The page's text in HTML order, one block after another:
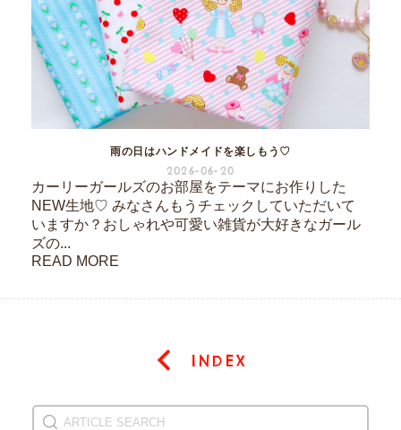
雨の日はハンドメイドを楽しもう♡
2026-06-20
カーリーガールズのお部屋をテーマにお作りした
NEW生地♡ みなさんもうチェックしていただいて
いますか？おしゃれや可愛い雑貨が大好きなガール
ズの...
READ MORE
INDEX